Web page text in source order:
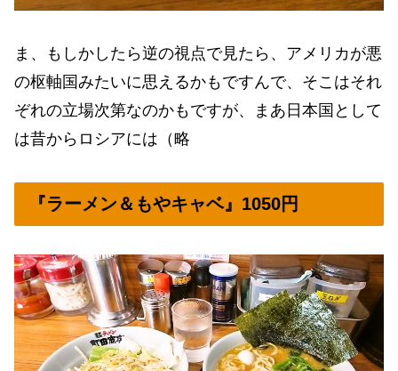
ま、もしかしたら逆の視点で見たら、アメリカが悪
の枢軸国みたいに思えるかもですんで、そこはそれ
ぞれの立場次第なのかもですが、まあ日本国として
は昔からロシアには（略
『ラーメン＆もやキャベ』1050円